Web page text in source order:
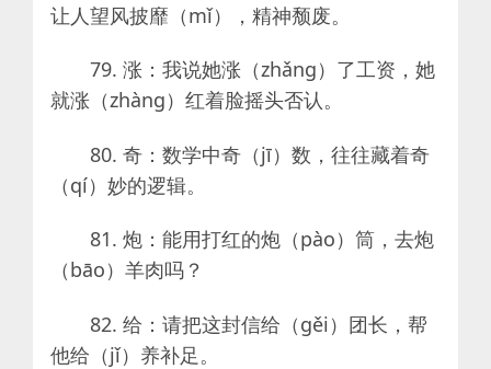
让人望风披靡（mǐ），精神颓废。
79. 涨：我说她涨（zhǎng）了工资，她
就涨（zhàng）红着脸摇头否认。
80. 奇：数学中奇（jī）数，往往藏着奇
（qí）妙的逻辑。
81. 炮：能用打红的炮（pào）筒，去炮
（bāo）羊肉吗？
82. 给：请把这封信给（gěi）团长，帮
他给（jǐ）养补足。